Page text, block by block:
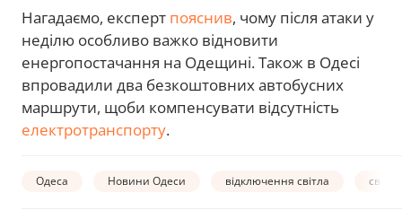
Нагадаємо, експерт пояснив, чому після атаки у
неділю особливо важко відновити
енергопостачання на Одещині. Також в Одесі
впровадили два безкоштовних автобусних
маршрути, щоби компенсувати відсутність
електротранспорту.
Одеса Новини Одеси відключення світла світло